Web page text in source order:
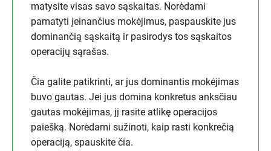
matysite visas savo sąskaitas. Norėdami
pamatyti įeinančius mokėjimus, paspauskite jus
dominančią sąskaitą ir pasirodys tos sąskaitos
operacijų sąrašas.
Čia galite patikrinti, ar jus dominantis mokėjimas
buvo gautas. Jei jus domina konkretus anksčiau
gautas mokėjimas, jį rasite atlikę operacijos
paiešką. Norėdami sužinoti, kaip rasti konkrečią
operaciją, spauskite čia.